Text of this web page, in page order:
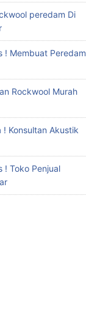
peredam Di
! Membuat Peredam
Rockwool Murah
Konsultan Akustik
! Toko Penjual